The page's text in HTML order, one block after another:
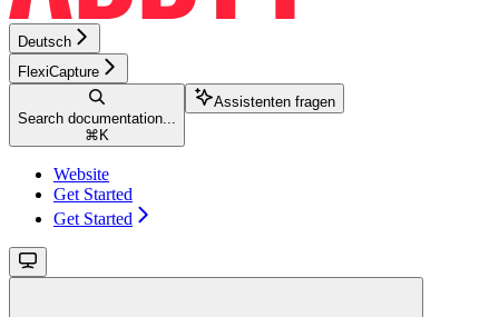
Deutsch
FlexiCapture
Search documentation...
⌘ K
Assistenten fragen
Website
Get Started
Get Started